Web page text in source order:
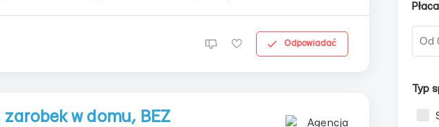
Odpowiadać
w domu, BEZ
Płaca
Typ